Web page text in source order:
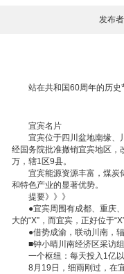
发布
站在共和国60周年的历史
宜宾名片
宜宾位于四川盆地南缘、川
经国务院批准撤销宜宾地区
万，辖1区9县。
宜宾能源资源丰富，煤炭储
和特色产业的显著优势。
提要》》》
●宜宾周围有成都、重庆、
大的“X”，而宜宾，正好位于
●借势成渝，联动川南，辐
■钟小晴川南经济区采访组
一个枢纽：每天投入1亿
8月19日，细雨刚过，在宜